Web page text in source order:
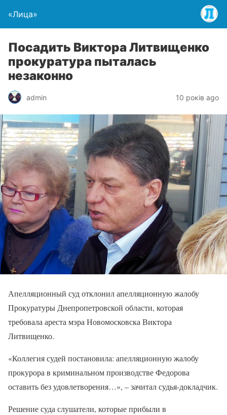
«Лица»
Посадить Виктора Литвищенко
прокуратура пыталась
незаконно
admin 10 років ago
Апелляционный суд отклонил апелляционную жалобу
Прокуратуры Днепропетровской области, которая
требовала ареста мэра Новомосковска Виктора
Литвищенко.
«Коллегия судей постановила: апелляционную жалобу
прокурора в криминальном производстве Федорова
оставить без удовлетворения…», – зачитал судья-докладчик.
Решение суда слушатели, которые прибыли в